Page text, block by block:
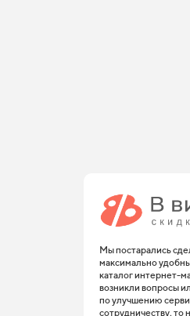
Мы постарались
максимально
каталог интернет-
возникли вопросы
по улучшению
сотрудничеству, то